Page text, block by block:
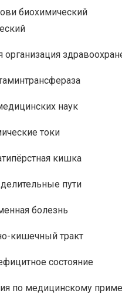
биохимический
наук
токи
кишка
пути
болезнь
кишечный тракт
состояние
по медицинскому